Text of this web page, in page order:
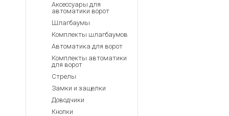
Аксессуары для
автоматики ворот
Шлагбаумы
Комплекты шлагбаумов
Автоматика для ворот
Комплекты автоматики
для ворот
Стрелы
Замки и защелки
Доводчики
Кнопки